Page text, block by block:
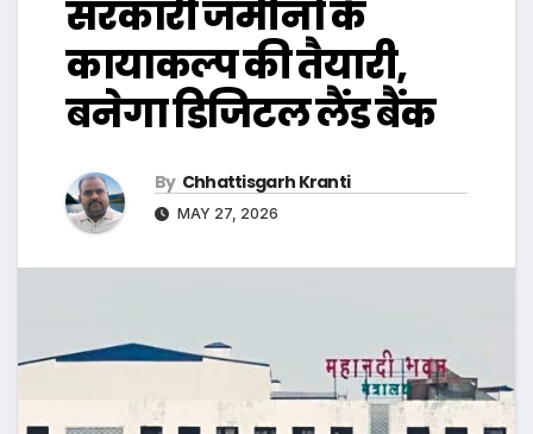
सरकारी जमीनों के
कायाकल्प की तैयारी,
बनेगा डिजिटल लैंड बैंक
By Chhattisgarh Kranti
MAY 27, 2026